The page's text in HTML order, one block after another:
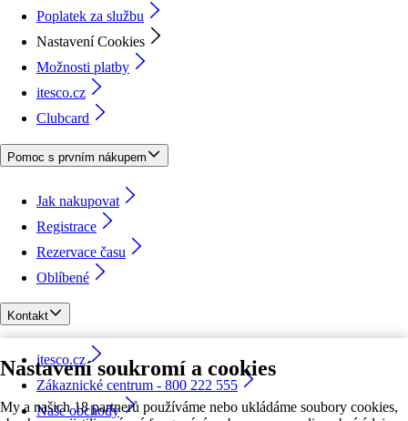
Nastavení soukromí a cookies
My a našich 18 partnerů používáme nebo ukládáme soubory cookies,
Poplatek za službu
Nastavení Cookies
Možnosti platby
itesco.cz
Clubcard
Pomoc s prvním nákupem
Jak nakupovat
Registrace
Rezervace času
Oblíbené
Kontakt
itesco.cz
Zákaznické centrum - 800 222 555
Naše obchody